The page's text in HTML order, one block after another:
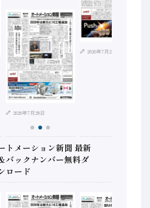
2026年7月28日
2026年7月21日
トメーション新聞 最新
バックナンバー無料ダ
ロード